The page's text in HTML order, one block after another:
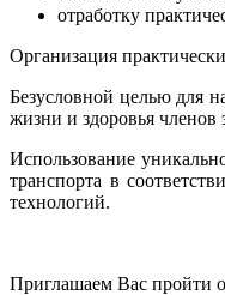
отработку
Организация
Безусловной целью для
жизни и здоровья
Использование
транспорта в
технологий.
Приглашаем Вас